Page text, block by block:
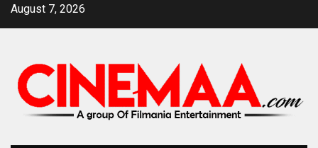
SkipAugust 7, 2026